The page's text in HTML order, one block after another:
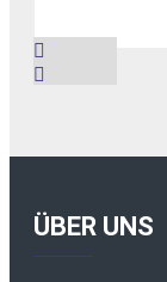
ÜBER UNS